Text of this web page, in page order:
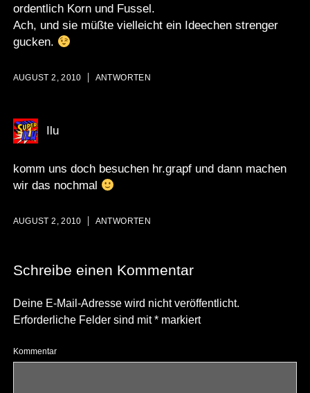
ordentlich Korn und Fussel.
Ach, und sie müßte vielleicht ein Ideechen strenger
gucken.
AUGUST 2, 2010 ANTWORTEN
Ilu
komm uns doch besuchen hr.grapf und dann machen
wir das nochmal
AUGUST 2, 2010 ANTWORTEN
Schreibe einen Kommentar
Deine E-Mail-Adresse wird nicht veröffentlicht.
Erforderliche Felder sind mit*markiert
Kommentar